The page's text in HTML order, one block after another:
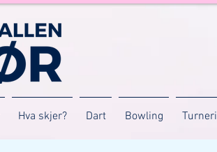
Hva skjer? Dart Bowling